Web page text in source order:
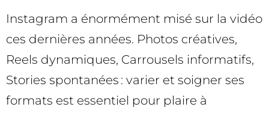
Instagram a énormément misé sur la vidéo
ces dernières années. Photos créatives,
Reels dynamiques, Carrousels informatifs,
Stories spontanées : varier et soigner ses
formats est essentiel pour plaire à